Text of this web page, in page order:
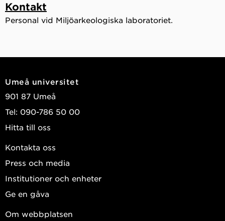
Kontakt
Personal vid Miljöarkeologiska laboratoriet.
Umeå universitet
901 87 Umeå
Tel: 090-786 50 00
Hitta till oss
Kontakta oss
Press och media
Institutioner och enheter
Ge en gåva
Om webbplatsen